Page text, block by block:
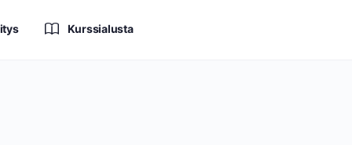
Kurssialusta